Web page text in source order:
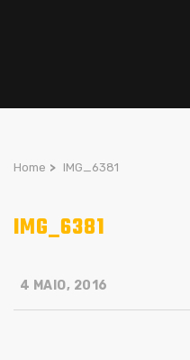
Home > IMG_6381
IMG_6381
4 MAIO, 2016